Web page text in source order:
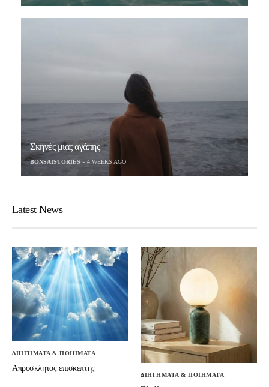
Σκηνές μιας αγάπης
BONSAISTORIES 4 WEEKS AGO
Latest News
ΔΙΗΓΗΜΑΤΑ & ΠΟΙΗΜΑΤΑ
Απρόσκλητος επισκέπτης
ΔΙΗΓΗΜΑΤΑ & ΠΟΙΗΜΑΤΑ